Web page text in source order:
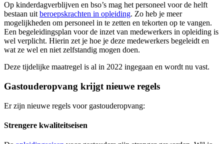
Op kinderdagverblijven en bso’s mag het personeel voor de helft
bestaan uitberoepskrachten in opleiding. Zo heb je meer
mogelijkheden om personeel in te zetten en tekorten op te vangen.
Een begeleidingsplan voor de inzet van medewerkers in opleiding is
wel verplicht. Hierin zet je hoe je deze medewerkers begeleidt en
wat ze wel en niet zelfstandig mogen doen.
Deze tijdelijke maatregel is al in 2022 ingegaan en wordt nu vast.
Gastouderopvang krijgt nieuwe regels
Er zijn nieuwe regels voor gastouderopvang:
Strengere kwaliteitseisen